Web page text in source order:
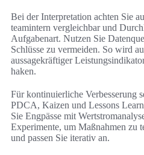
Bei der Interpretation achten Sie
teamintern vergleichbar und
Aufgabenart. Nutzen Sie
Schlüsse zu vermeiden. So wird
aussagekräftiger
haken.
Für kontinuierliche Verbesserung
PDCA, Kaizen und Lessons
Sie Engpässe mit
Experimente, um Maßnahmen zu
und passen Sie iterativ an.